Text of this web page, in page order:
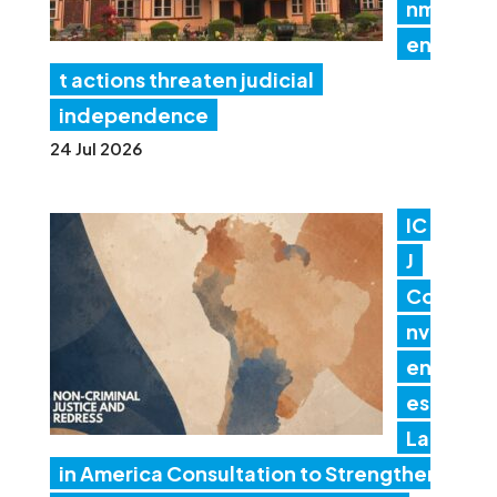
nm
en
t actions threaten judicial
independence
24 Jul 2026
IC
J
Co
nv
en
es
Lat
in America Consultation to Strengthen